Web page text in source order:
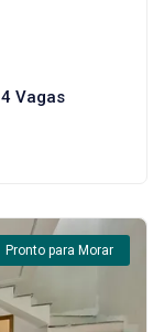
4 Vagas
Pronto para Morar